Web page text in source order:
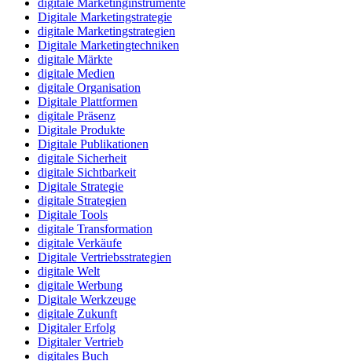
digitale Marketinginstrumente
Digitale Marketingstrategie
digitale Marketingstrategien
Digitale Marketingtechniken
digitale Märkte
digitale Medien
digitale Organisation
Digitale Plattformen
digitale Präsenz
Digitale Produkte
Digitale Publikationen
digitale Sicherheit
digitale Sichtbarkeit
Digitale Strategie
digitale Strategien
Digitale Tools
digitale Transformation
digitale Verkäufe
Digitale Vertriebsstrategien
digitale Welt
digitale Werbung
Digitale Werkzeuge
digitale Zukunft
Digitaler Erfolg
Digitaler Vertrieb
digitales Buch